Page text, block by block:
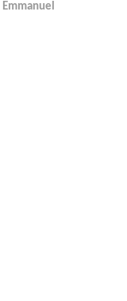
Emmanuel